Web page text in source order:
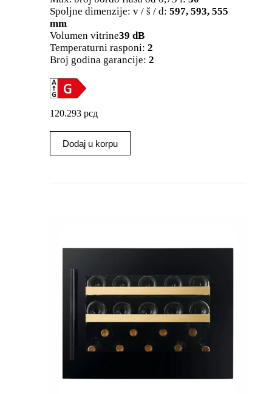
Spoljne dimenzije: v / š / d: 597, 593, 555
mm
Volumen vitrine39 dB
Temperaturni rasponi: 2
Broj godina garancije: 2
120.293 рсд
Dodaj u korpu